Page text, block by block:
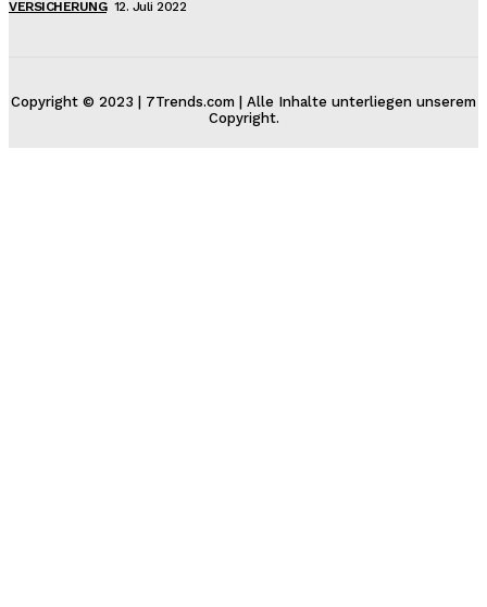
VERSICHERUNG 12. Juli 2022
Copyright © 2023 | 7Trends.com | Alle Inhalte unterliegen unserem
Copyright.